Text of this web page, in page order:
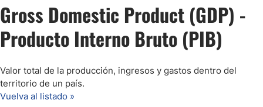
Gross Domestic Product (GDP) -
Producto Interno Bruto (PIB)
Valor total de la producción, ingresos y gastos dentro del
territorio de un país.
Vuelva al listado »